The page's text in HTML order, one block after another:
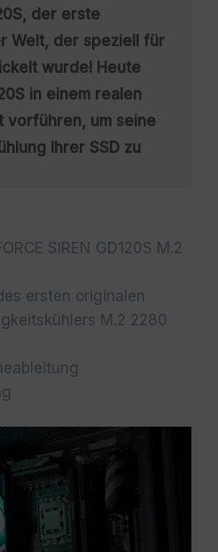
der erste
Welt, der speziell für
wurde! Heute
in einem realen
vorführen, um seine
Ihrer SSD zu
SIREN GD120S M.2
ersten originalen
M.2 2280